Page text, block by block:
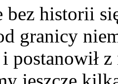
bez historii
granicy
postanowił